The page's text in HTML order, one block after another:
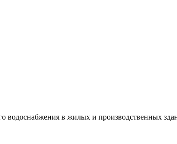
водоснабжения в жилых и производственных